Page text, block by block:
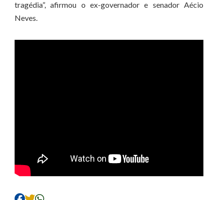
tragédia”, afirmou o ex-governador e senador Aécio
Neves.